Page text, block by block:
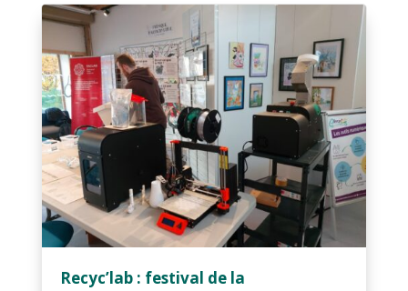
Recyc’lab : festival de la